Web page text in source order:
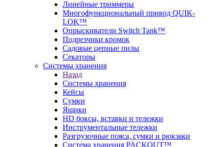
Линейные триммеры
Многофункциональный привод QUIK-
LOK™
Опрыскиватели Switch Tank™
Подрезчики кромок
Садовые цепные пилы
Секаторы
Системы хранения
Назад
Системы хранения
Кейсы
Сумки
Ящики
HD боксы, вставки и тележки
Инструментальные тележки
Разгрузочные пояса, сумки и рюкзаки
Система хранения PACKOUT™